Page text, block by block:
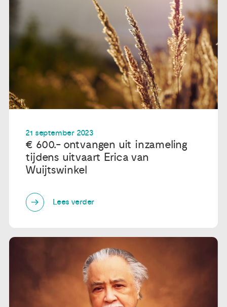
21 september 2023
€ 600.- ontvangen uit inzameling
tijdens uitvaart Erica van
Wuijtswinkel
Lees verder